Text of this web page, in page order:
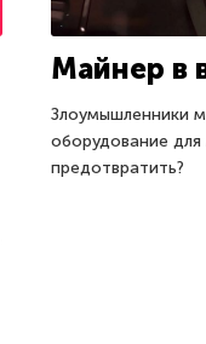
Майнер в
Злоумышленники
оборудование
предотвратить?